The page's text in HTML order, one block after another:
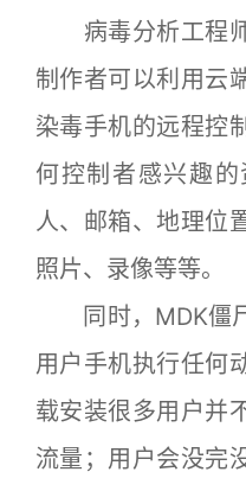
病毒分析工程师
制作者可以利用云
染毒手机的远程控
何控制者感兴趣
人、邮箱、地理位
照片、录像等等。
同时，MDK僵尸
用户手机执行任何
载安装很多用户并
流量；用户会没完